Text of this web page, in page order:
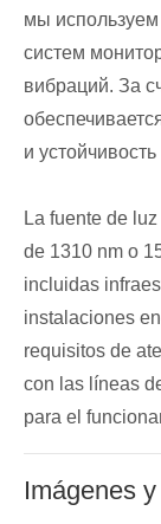
мы используем
систем
вибраций. За
и
La fuente de
de 1310 nm o
incluidas
instalaciones
requisitos de
con las líneas
para el
Imágenes